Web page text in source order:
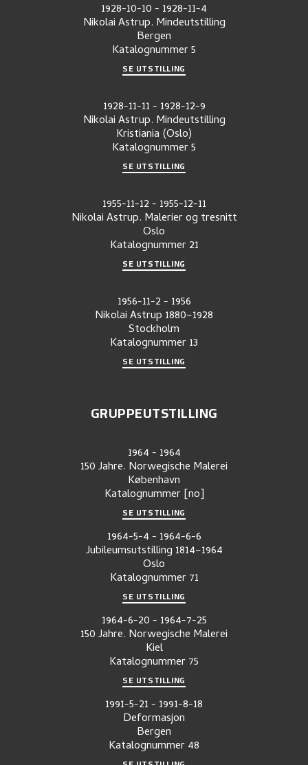
1928-10-10- 1928-11-4
Nikolai Astrup. Mindeutstilling
Bergen
Katalognummer5
SE UTSTILLING
1928-11-11- 1928-12-9
Nikolai Astrup. Mindeutstilling
Kristiania (Oslo)
Katalognummer5
SE UTSTILLING
1955-11-12- 1955-12-11
Nikolai Astrup. Malerier og tresnitt
Oslo
Katalognummer 21
SE UTSTILLING
1956-11-2- 1956
Nikolai Astrup 1880–1928
Stockholm
Katalognummer13
SE UTSTILLING
GRUPPEUTSTILLING
1964- 1964
150 Jahre. Norwegische Malerei
København
Katalognummer [no]
SE UTSTILLING
1964-5-4- 1964-6-6
Jubileumsutstilling 1814–1964
Oslo
Katalognummer 71
SE UTSTILLING
1964-6-20- 1964-7-25
150 Jahre. Norwegische Malerei
Kiel
Katalognummer75
SE UTSTILLING
1991-5-21- 1991-8-18
Deformasjon
Bergen
Katalognummer48